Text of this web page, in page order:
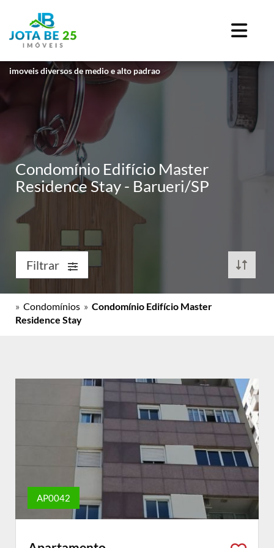
imoveis diversos de medio e alto padrao
Condomínio Edifício Master
Residence Stay - Barueri/SP
Filtrar
» Condomínios » Condomínio Edifício Master
Residence Stay
AP0042